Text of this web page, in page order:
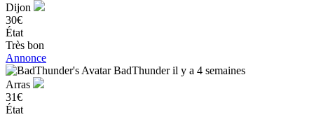
Dijon
30€
État
Très bon
Annonce
BadThunderil y a 4 semaines
Arras
31€
État